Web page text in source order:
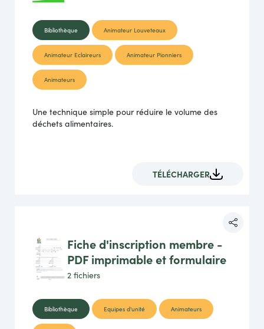
Bibliothèque Animateur Louveteaux
Animateur Eclaireurs Animateur Pionniers
Animateurs
Une technique simple pour réduire le volume des
déchets alimentaires.
TÉLÉCHARGER
Fiche d'inscription membre -
PDF imprimable et formulaire
2 fichiers
Bibliothèque Equipes d'unité Animateurs